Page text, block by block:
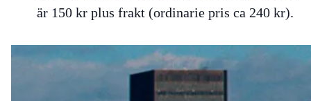
är 150 kr plus frakt (ordinarie pris ca 240 kr).